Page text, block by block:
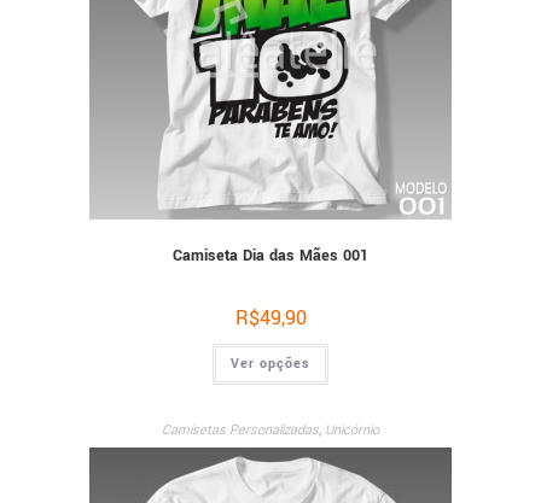
Camiseta Dia das Mães 001
R$49,90
Ver opções
Camisetas Personalizadas, Unicórnio